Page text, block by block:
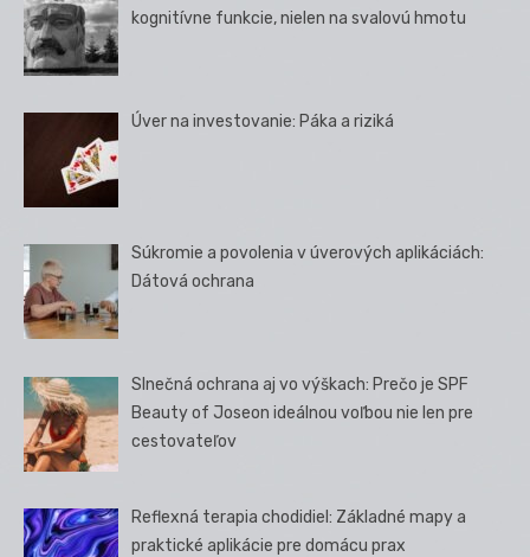
kognitívne funkcie, nielen na svalovú hmotu
Úver na investovanie: Páka a riziká
Súkromie a povolenia v úverových aplikáciách:
Dátová ochrana
Slnečná ochrana aj vo výškach: Prečo je SPF
Beauty of Joseon ideálnou voľbou nie len pre
cestovateľov
Reflexná terapia chodidiel: Základné mapy a
praktické aplikácie pre domácu prax